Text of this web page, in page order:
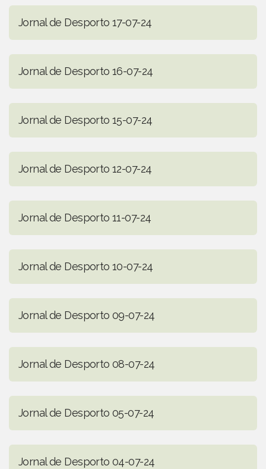
Jornal de Desporto 17-07-24
Jornal de Desporto 16-07-24
Jornal de Desporto 15-07-24
Jornal de Desporto 12-07-24
Jornal de Desporto 11-07-24
Jornal de Desporto 10-07-24
Jornal de Desporto 09-07-24
Jornal de Desporto 08-07-24
Jornal de Desporto 05-07-24
Jornal de Desporto 04-07-24